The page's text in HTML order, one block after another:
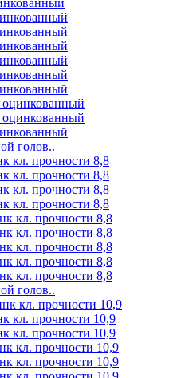
голов..
кл. прочности 8,8
кл. прочности 8,8
кл. прочности 8,8
кл. прочности 8,8
кл. прочности 8,8
кл. прочности 8,8
кл. прочности 8,8
кл. прочности 8,8
кл. прочности 8,8
голов..
кл. прочности 10,9
кл. прочности 10,9
кл. прочности 10,9
кл. прочности 10,9
кл. прочности 10,9